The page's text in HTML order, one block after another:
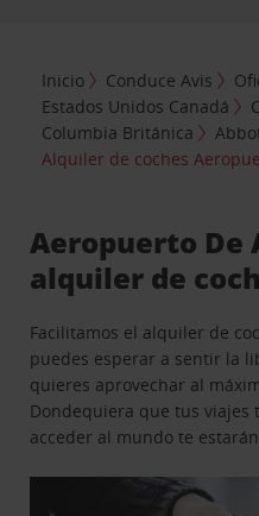
Inicio Conduce Avis
Estados Unidos Canadá
Columbia Británica
Alquiler de coches
Aeropuerto De
alquiler de
Facilitamos el alquiler de
puedes esperar a sentir la
quieres aprovechar al
Dondequiera que tus viajes
acceder al mundo te